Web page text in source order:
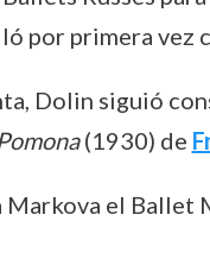
por primera vez
Dolin siguió
(1930) de
Markova el Ballet